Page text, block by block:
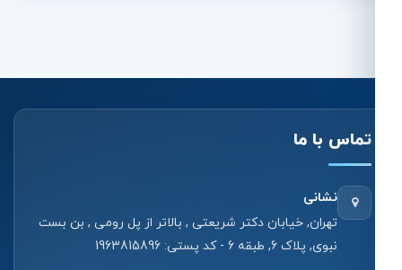
تماس با ما
نشانی
تهران, خیابان دکتر شریعتی , بالاتر از پل رومی , بن بست
نبوی, پلاک 6, طبقه 6 - کد پستی: 1963815896